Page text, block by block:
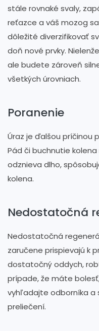
stále rovnaké svaly,
reťazce a váš mozog
dôležité diverzifikovať
doň nové prvky.
ale budete zároveň
všetkých úrovniach.
Poranenie
Úraz je ďalšou príčinou
Pád či buchnutie
odznieva dlho,
kolena.
Nedostatočná
Nedostatočná
zaručene prispievajú k
dostatočný oddych,
prípade, že máte
vyhľadajte odborníka a
preliečení.